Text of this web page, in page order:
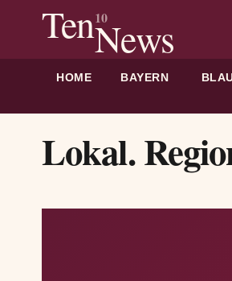
Ten10
News
HOME BAYERN
Lokal.